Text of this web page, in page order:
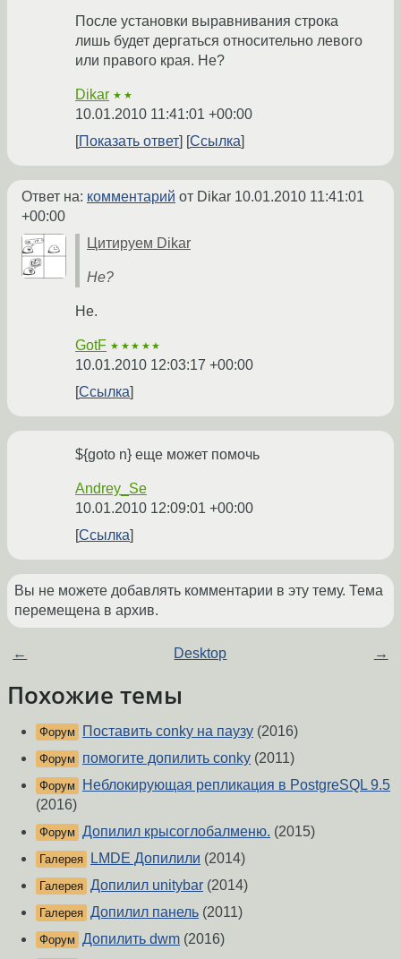
После установки выравнивания строка
лишь будет дергаться относительно левого
или правого края. Не?
Dikar ★★
10.01.2010 11:41:01 +00:00
Показать ответ
Ссылка
Ответ на: комментарий от Dikar 10.01.2010 11:41:01
+00:00
Цитируем Dikar
Не?
Не.
GotF ★★★★★
10.01.2010 12:03:17 +00:00
Ссылка
${goto n} еще может помочь
Andrey_Se
10.01.2010 12:09:01 +00:00
Ссылка
Вы не можете добавлять комментарии в эту тему. Тема
перемещена в архив.
← Desktop →
Похожие темы
Форум Поставить conky на паузу (2016)
Форум помогите допилить conky (2011)
Форум
Неблокирующая репликация в PostgreSQL 9.5
(2016)
Форум Допилил крысоглобалменю. (2015)
Галерея LMDE Допилили (2014)
Галерея Допилил unitybar (2014)
Галерея Допилил панель (2011)
Форум Допилить dwm (2016)